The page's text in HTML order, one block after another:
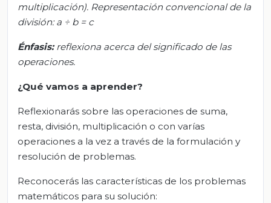
multiplicación). Representación convencional de la
división: a ÷ b = c
Énfasis: reflexiona acerca del significado de las
operaciones.
¿Qué vamos a aprender?
Reflexionarás sobre las operaciones de suma,
resta, división, multiplicación o con varías
operaciones a la vez a través de la formulación y
resolución de problemas.
Reconocerás las características de los problemas
matemáticos para su solución: